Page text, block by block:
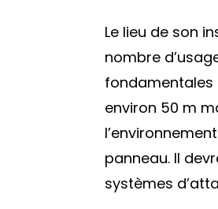
Le lieu de son
nombre
fondamentales
environ 50 m
panneau. Il
systèmes